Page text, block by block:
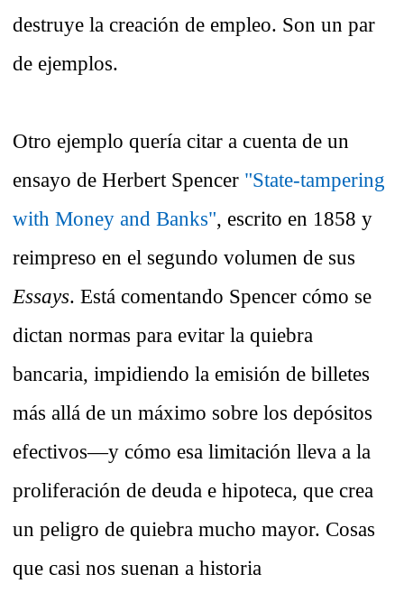
destruye la creación de empleo. Son un par
de ejemplos.
Otro ejemplo quería citar a cuenta de un
ensayo de Herbert Spencer "State-tampering
with Money and Banks", escrito en 1858 y
reimpreso en el segundo volumen de sus
Essays. Está comentando Spencer cómo se
dictan normas para evitar la quiebra
bancaria, impidiendo la emisión de billetes
más allá de un máximo sobre los depósitos
efectivos—y cómo esa limitación lleva a la
proliferación de deuda e hipoteca, que crea
un peligro de quiebra mucho mayor. Cosas
que casi nos suenan a historia